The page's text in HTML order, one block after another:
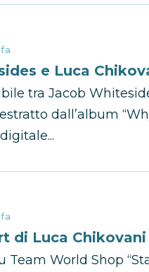
e Luca
tra Jacob
estratto dall’album
di Luca
Team World Shop